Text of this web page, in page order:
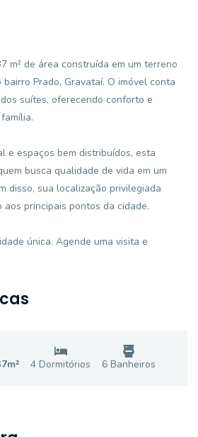
m² de área construída em um terreno
bairro Prado, Gravataí. O imóvel conta
suítes, oferecendo conforto e
e espaços bem distribuídos, esta
busca qualidade de vida em um
disso, sua localização privilegiada
principais pontos da cidade.
única. Agende uma visita e
m² 4 Dormitórios 6Banheiros